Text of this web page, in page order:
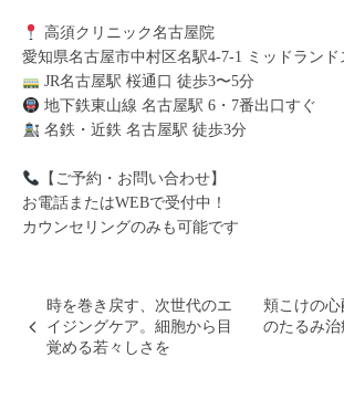
高須クリニック名古屋院
愛知県名古屋市中村区名駅4-7-1 ミッドランド
JR名古屋駅 桜通口 徒歩3〜5分
地下鉄東山線 名古屋駅 6・7番出口すぐ
名鉄・近鉄 名古屋駅 徒歩3分
【ご予約・お問い合わせ】
お電話またはWEBで受付中！
カウンセリングのみも可能です
時を巻き戻す、次世代のエ
イジングケア。細胞から目
覚める若々しさを
頬こけの
のたるみ